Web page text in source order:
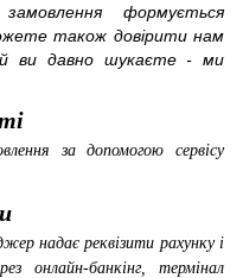
формується
також довірити нам
ви давно шукаєте - ми
за допомогою сервісу
надає реквізити рахунку і
онлайн-банкінг, термінал